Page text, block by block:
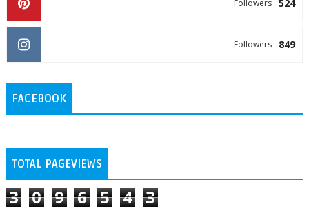
524
Followers
849
Followers
FACEBOOK
TOTAL PAGEVIEWS
3 0 9 6 5 4 3